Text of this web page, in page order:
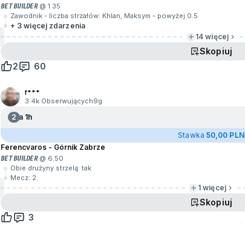
BET BUILDER@ 1.35
Zawodnik - liczba strzałów: Khlan, Maksym - powyżej 0.5
+ 3 więcej zdarzenia
14 więcej
Skopiuj
2
60
f***
3.4k Obserwujących9g
2Za 1h
Stawka 50,00 PLN
Ferencvaros - Górnik Zabrze
BET BUILDER@ 6.50
Obie drużyny strzelą: tak
Mecz: 2
1 więcej
Skopiuj
3